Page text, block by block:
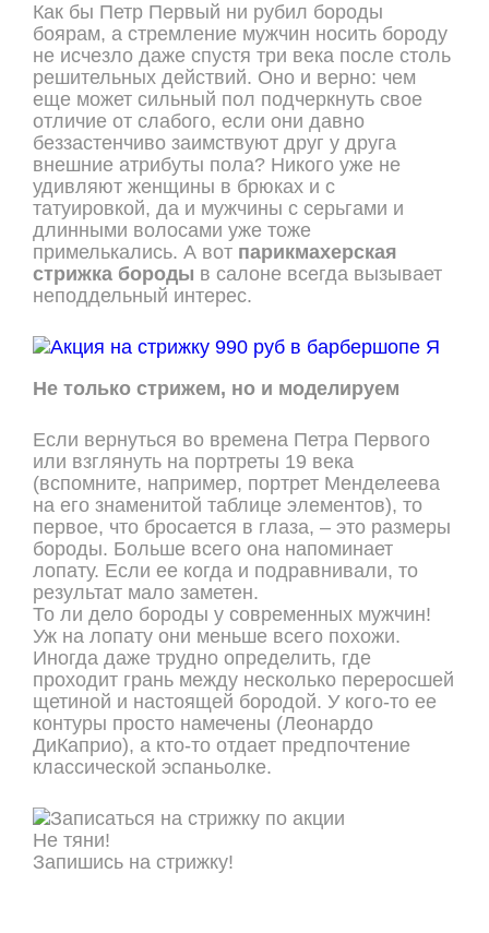
Как бы Петр Первый ни рубил бороды
боярам, а стремление мужчин носить бороду
не исчезло даже спустя три века после столь
решительных действий. Оно и верно: чем
еще может сильный пол подчеркнуть свое
отличие от слабого, если они давно
беззастенчиво заимствуют друг у друга
внешние атрибуты пола? Никого уже не
удивляют женщины в брюках и с
татуировкой, да и мужчины с серьгами и
длинными волосами уже тоже
примелькались. А вот парикмахерская
стрижка бороды в салоне всегда вызывает
неподдельный интерес.
Не только стрижем, но и моделируем
Если вернуться во времена Петра Первого
или взглянуть на портреты 19 века
(вспомните, например, портрет Менделеева
на его знаменитой таблице элементов), то
первое, что бросается в глаза, – это размеры
бороды. Больше всего она напоминает
лопату. Если ее когда и подравнивали, то
результат мало заметен.
То ли дело бороды у современных мужчин!
Уж на лопату они меньше всего похожи.
Иногда даже трудно определить, где
проходит грань между несколько переросшей
щетиной и настоящей бородой. У кого-то ее
контуры просто намечены (Леонардо
ДиКаприо), а кто-то отдает предпочтение
классической эспаньолке.
Не тяни!
Запишись на стрижку!